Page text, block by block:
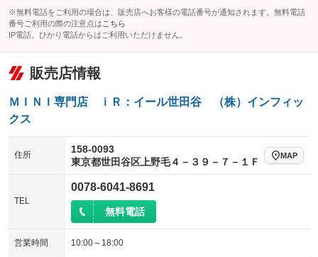
※無料電話をご利用の場合は、販売店へお客様の電話番号が通知されます。無料電話
番号ご利用の際の注意点は こちら
IP電話、ひかり電話からはご利用いただけません。
販売店情報
ＭＩＮＩ専門店 ｉＲ：イール世田谷 （株）インフィッ
クス
住所
158-0093
東京都世田谷区上野毛４－３９－７－１Ｆ
MAP
TEL
0078-6041-8691
無料電話
営業時間 10:00～18:00